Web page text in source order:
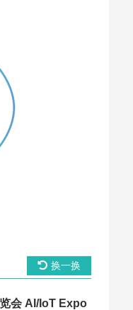
换一换
会 AI/IoT Expo